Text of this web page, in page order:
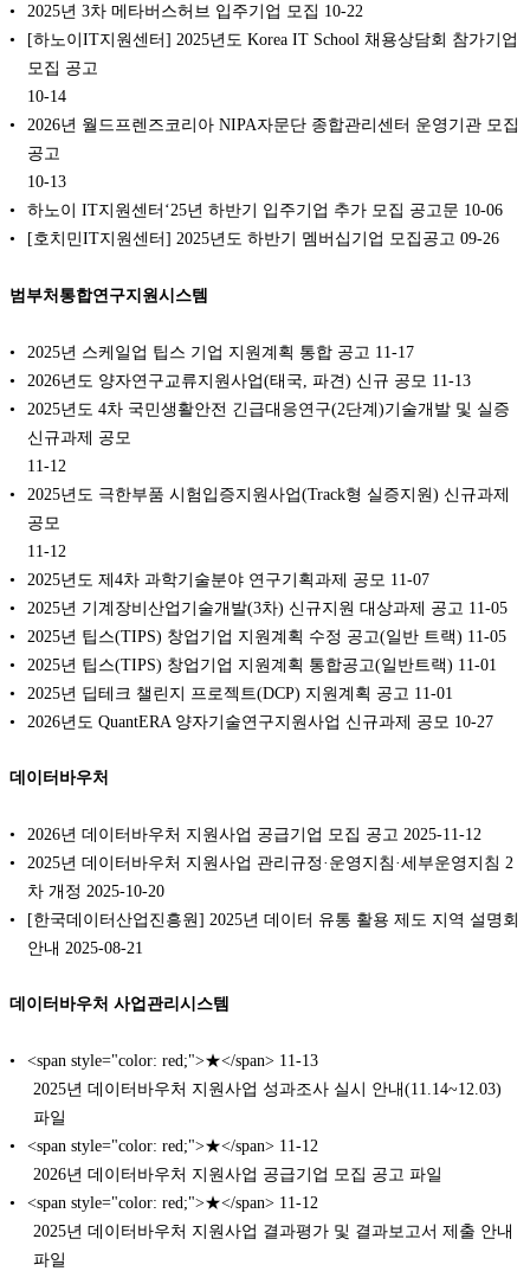
2025년 3차 메타버스허브 입주기업 모집 10-22
[하노이IT지원센터] 2025년도 Korea IT School 채용상담회 참가기업
모집 공고
10-14
2026년 월드프렌즈코리아 NIPA자문단 종합관리센터 운영기관 모집
공고
10-13
하노이 IT지원센터‘25년 하반기 입주기업 추가 모집 공고문 10-06
[호치민IT지원센터] 2025년도 하반기 멤버십기업 모집공고 09-26
범부처통합연구지원시스템
2025년 스케일업 팁스 기업 지원계획 통합 공고 11-17
2026년도 양자연구교류지원사업(태국, 파견) 신규 공모 11-13
2025년도 4차 국민생활안전 긴급대응연구(2단계)기술개발 및 실증
신규과제 공모
11-12
2025년도 극한부품 시험입증지원사업(Track형 실증지원) 신규과제
공모
11-12
2025년도 제4차 과학기술분야 연구기획과제 공모 11-07
2025년 기계장비산업기술개발(3차) 신규지원 대상과제 공고 11-05
2025년 팁스(TIPS) 창업기업 지원계획 수정 공고(일반 트랙) 11-05
2025년 팁스(TIPS) 창업기업 지원계획 통합공고(일반트랙) 11-01
2025년 딥테크 챌린지 프로젝트(DCP) 지원계획 공고 11-01
2026년도 QuantERA 양자기술연구지원사업 신규과제 공모 10-27
데이터바우처
2026년 데이터바우처 지원사업 공급기업 모집 공고 2025-11-12
2025년 데이터바우처 지원사업 관리규정·운영지침·세부운영지침 2
차 개정 2025-10-20
[한국데이터산업진흥원] 2025년 데이터 유통 활용 제도 지역 설명회
안내 2025-08-21
데이터바우처 사업관리시스템
<span style="color: red;">★</span> 11-13
2025년 데이터바우처 지원사업 성과조사 실시 안내(11.14~12.03)
파일
<span style="color: red;">★</span> 11-12
2026년 데이터바우처 지원사업 공급기업 모집 공고 파일
<span style="color: red;">★</span> 11-12
2025년 데이터바우처 지원사업 결과평가 및 결과보고서 제출 안내
파일